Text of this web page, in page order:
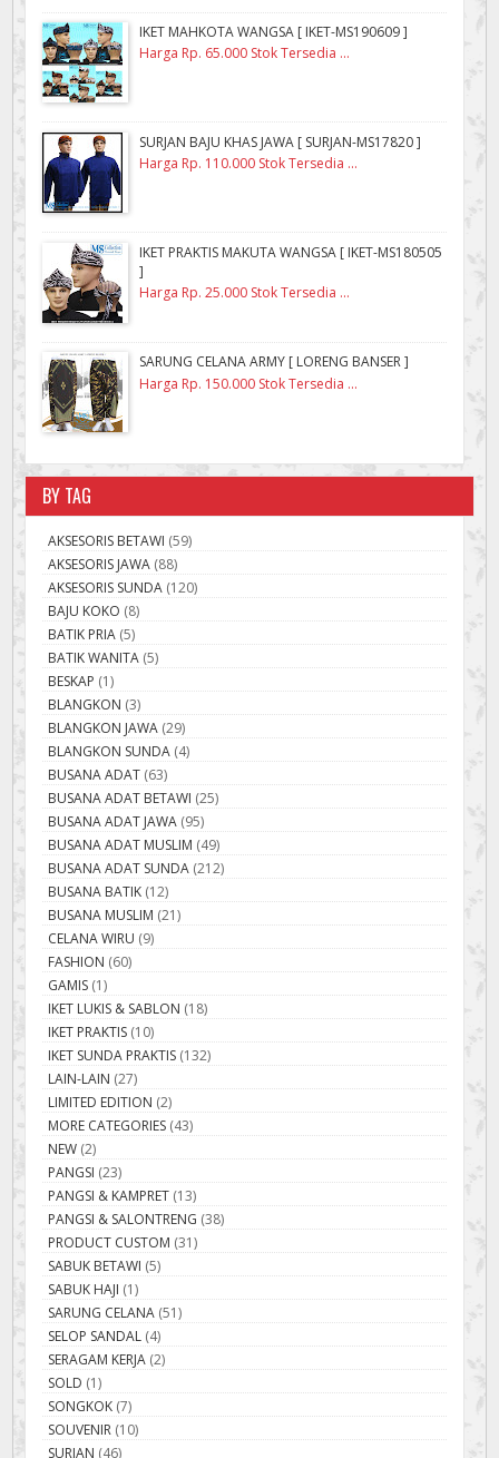
IKET MAHKOTA WANGSA [ IKET-MS190609 ]
Harga Rp. 65.000 Stok Tersedia ...
SURJAN BAJU KHAS JAWA [ SURJAN-MS17820 ]
Harga Rp. 110.000 Stok Tersedia ...
IKET PRAKTIS MAKUTA WANGSA [ IKET-MS180505
]
Harga Rp. 25.000 Stok Tersedia ...
SARUNG CELANA ARMY [ LORENG BANSER ]
Harga Rp. 150.000 Stok Tersedia ...
BY TAG
AKSESORIS BETAWI (59)
AKSESORIS JAWA (88)
AKSESORIS SUNDA (120)
BAJU KOKO (8)
BATIK PRIA (5)
BATIK WANITA (5)
BESKAP (1)
BLANGKON (3)
BLANGKON JAWA (29)
BLANGKON SUNDA (4)
BUSANA ADAT (63)
BUSANA ADAT BETAWI (25)
BUSANA ADAT JAWA (95)
BUSANA ADAT MUSLIM (49)
BUSANA ADAT SUNDA (212)
BUSANA BATIK (12)
BUSANA MUSLIM (21)
CELANA WIRU (9)
FASHION (60)
GAMIS (1)
IKET LUKIS & SABLON (18)
IKET PRAKTIS (10)
IKET SUNDA PRAKTIS (132)
LAIN-LAIN (27)
LIMITED EDITION (2)
MORE CATEGORIES (43)
NEW (2)
PANGSI (23)
PANGSI & KAMPRET (13)
PANGSI & SALONTRENG (38)
PRODUCT CUSTOM (31)
SABUK BETAWI (5)
SABUK HAJI (1)
SARUNG CELANA (51)
SELOP SANDAL (4)
SERAGAM KERJA (2)
SOLD (1)
SONGKOK (7)
SOUVENIR (10)
SURJAN (46)